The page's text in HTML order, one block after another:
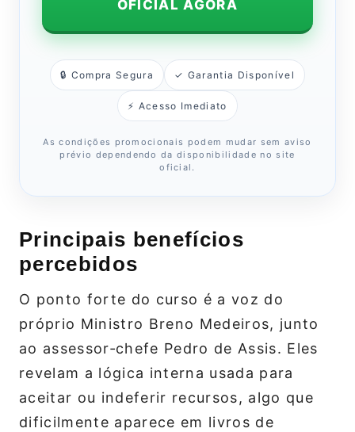
OFICIAL AGORA
🔒 Compra Segura ✓ Garantia Disponível
⚡ Acesso Imediato
As condições promocionais podem mudar sem aviso
prévio dependendo da disponibilidade no site
oficial.
Principais benefícios
percebidos
O ponto forte do curso é a voz do
próprio Ministro Breno Medeiros, junto
ao assessor‑chefe Pedro de Assis. Eles
revelam a lógica interna usada para
aceitar ou indeferir recursos, algo que
dificilmente aparece em livros de